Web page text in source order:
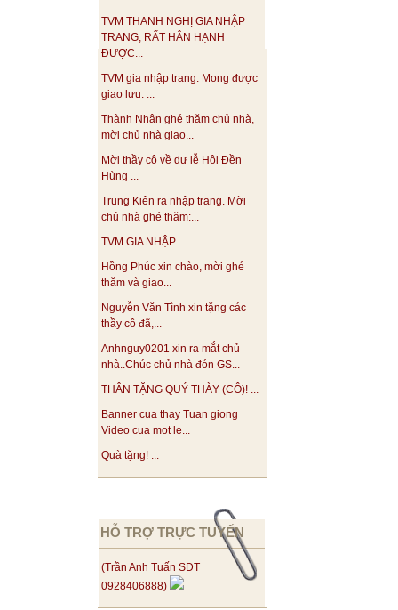
TVM THANH NGHỊ GIA NHẬP
TRANG, RẤT HÂN HẠNH
ĐƯỢC...
TVM gia nhập trang. Mong được
giao lưu. ...
Thành Nhân ghé thăm chủ nhà,
mời chủ nhà giao...
Mời thầy cô về dự lễ Hội Đền
Hùng ...
Trung Kiên ra nhập trang. Mời
chủ nhà ghé thăm:...
TVM GIA NHẬP....
Hồng Phúc xin chào, mời ghé
thăm và giao...
Nguyễn Văn Tình xin tặng các
thầy cô đã,...
Anhnguy0201 xin ra mắt chủ
nhà..Chúc chủ nhà đón GS...
THÂN TẶNG QUÝ THÀY (CÔ)! ...
Banner cua thay Tuan giong
Video cua mot le...
Quà tặng! ...
HỖ TRỢ TRỰC TUYẾN
(Trần Anh Tuấn SDT
0928406888)